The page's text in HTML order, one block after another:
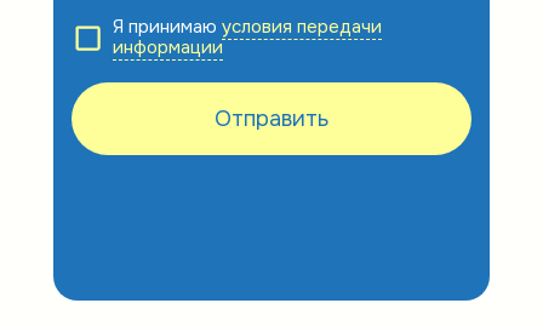
Я принимаю условия передачи
информации